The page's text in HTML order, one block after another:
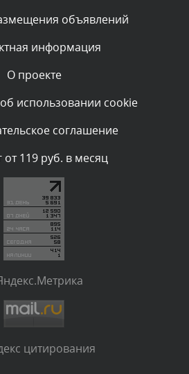
виден после проверки
виден после проверки
виден после проверки
объявлений
информация
О проекте
использовании cookie
соглашение
от 119 руб. в месяц